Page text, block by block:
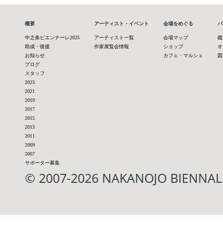
概要
中之条ビエンナーレ2025
助成・後援
お知らせ
ブログ
スタッフ
2023
2021
2019
2017
2015
2013
2011
2009
2007
サポーター募集
アーティスト・イベント
アーティスト一覧
作家展覧会情報
会場をめぐる
会場マップ
ショップ
カフェ・マルシェ
© 2007-2026 NAKANOJO